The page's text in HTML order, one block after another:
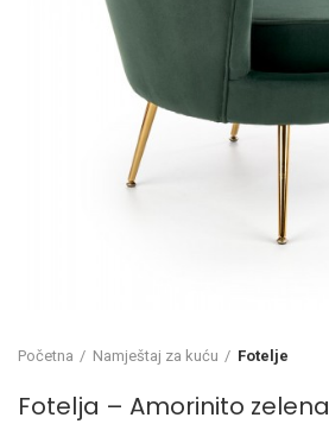
Početna Namještaj za kuću Fotelje
Fotelja – Amorinito zelena